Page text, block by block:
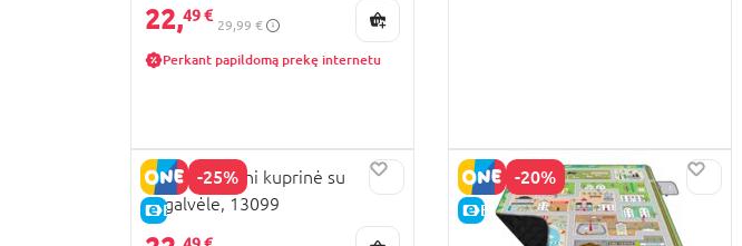
22,49 €
29,99 €
Perkant papildomą prekę internetu
-25%
E-KAINA
PERLETTI Mini kuprinė su
pagalvėle, 13099
-20%
E-KAINA